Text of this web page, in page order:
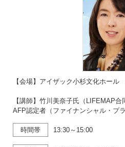
【会場】アイザック小杉文化ホー
【講師】竹川美奈子氏（LIFEMAP
AFP認定者（ファイナンシャル・プラ
時間帯 13:30～15:00